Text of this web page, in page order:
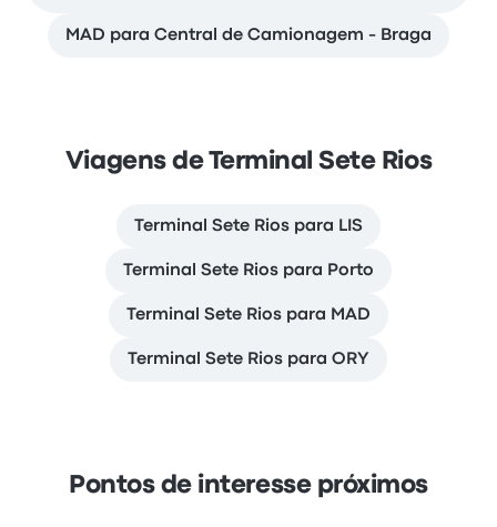
MAD para Central de Camionagem - Braga
Viagens de Terminal Sete Rios
Terminal Sete Rios para LIS
Terminal Sete Rios para Porto
Terminal Sete Rios para MAD
Terminal Sete Rios para ORY
Pontos de interesse próximos